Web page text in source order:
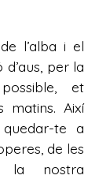
l’alba i el
per la
et
matins. Així
te a
de les
la nostra